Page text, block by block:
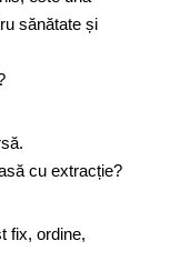
sănătate și
cu extracție?
fix, ordine,